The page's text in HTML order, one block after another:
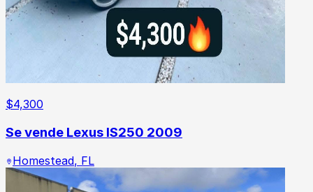
$4,300
Se vende Lexus IS250 2009
Homestead, FL